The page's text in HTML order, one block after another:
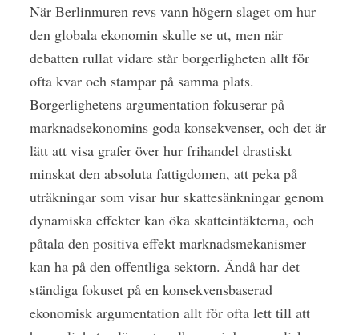
När Berlinmuren revs vann högern slaget om hur
den globala ekonomin skulle se ut, men när
debatten rullat vidare står borgerligheten allt för
ofta kvar och stampar på samma plats.
Borgerlighetens argumentation fokuserar på
marknadsekonomins goda konsekvenser, och det är
lätt att visa grafer över hur frihandel drastiskt
minskat den absoluta fattigdomen, att peka på
uträkningar som visar hur skattesänkningar genom
dynamiska effekter kan öka skatteintäkterna, och
påtala den positiva effekt marknadsmekanismer
kan ha på den offentliga sektorn. Ändå har det
ständiga fokuset på en konsekvensbaserad
ekonomisk argumentation allt för ofta lett till att